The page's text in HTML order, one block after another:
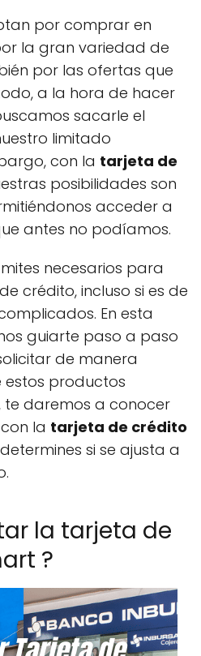
por comprar en
la gran variedad de
por las ofertas que
a la hora de hacer
sacarle el
limitado
con la tarjeta de
posibilidades son
acceder a
antes no podíamos.
necesarios para
crédito, incluso si es de
En esta
guiarte paso a paso
de manera
productos
te daremos a conocer
la tarjeta de crédito
si se ajusta a
la tarjeta de
?